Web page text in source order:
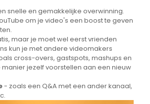
snelle en gemakkelijke overwinning.
om je video's een boost te geven
maar je moet wel eerst vrienden
kun je met andere videomakers
cross-overs, gastspots, mashups en
jezelf voorstellen aan een nieuw
- zoals een Q&A met een ander kanaal,